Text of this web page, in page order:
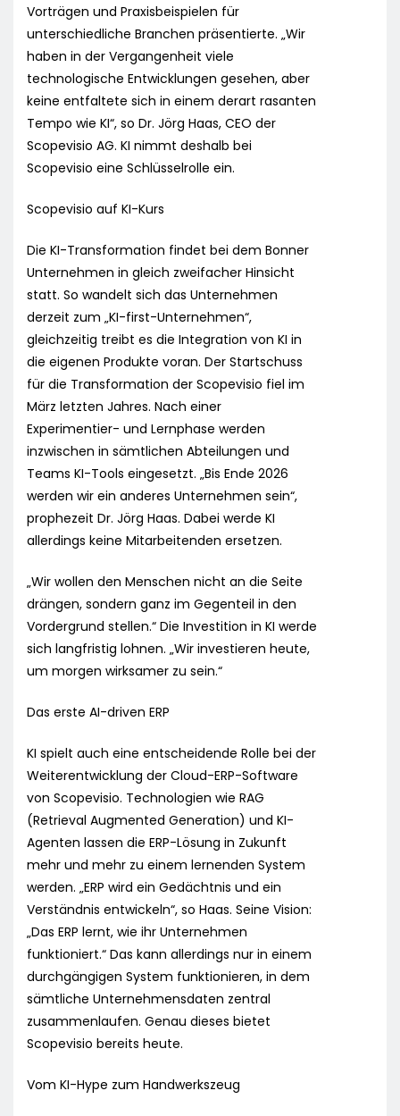
Vorträgen und Praxisbeispielen für
unterschiedliche Branchen präsentierte. „Wir
haben in der Vergangenheit viele
technologische Entwicklungen gesehen, aber
keine entfaltete sich in einem derart rasanten
Tempo wie KI“, so Dr. Jörg Haas, CEO der
Scopevisio AG. KI nimmt deshalb bei
Scopevisio eine Schlüsselrolle ein.
Scopevisio auf KI-Kurs
Die KI-Transformation findet bei dem Bonner
Unternehmen in gleich zweifacher Hinsicht
statt. So wandelt sich das Unternehmen
derzeit zum „KI-first-Unternehmen“,
gleichzeitig treibt es die Integration von KI in
die eigenen Produkte voran. Der Startschuss
für die Transformation der Scopevisio fiel im
März letzten Jahres. Nach einer
Experimentier- und Lernphase werden
inzwischen in sämtlichen Abteilungen und
Teams KI-Tools eingesetzt. „Bis Ende 2026
werden wir ein anderes Unternehmen sein“,
prophezeit Dr. Jörg Haas. Dabei werde KI
allerdings keine Mitarbeitenden ersetzen.
„Wir wollen den Menschen nicht an die Seite
drängen, sondern ganz im Gegenteil in den
Vordergrund stellen.“ Die Investition in KI werde
sich langfristig lohnen. „Wir investieren heute,
um morgen wirksamer zu sein.“
Das erste AI-driven ERP
KI spielt auch eine entscheidende Rolle bei der
Weiterentwicklung der Cloud-ERP-Software
von Scopevisio. Technologien wie RAG
(Retrieval Augmented Generation) und KI-
Agenten lassen die ERP-Lösung in Zukunft
mehr und mehr zu einem lernenden System
werden. „ERP wird ein Gedächtnis und ein
Verständnis entwickeln“, so Haas. Seine Vision:
„Das ERP lernt, wie ihr Unternehmen
funktioniert.“ Das kann allerdings nur in einem
durchgängigen System funktionieren, in dem
sämtliche Unternehmensdaten zentral
zusammenlaufen. Genau dieses bietet
Scopevisio bereits heute.
Vom KI-Hype zum Handwerkszeug